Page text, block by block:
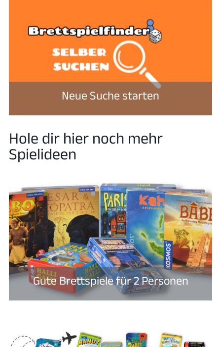
Neue Suche starten
Hole dir hier noch mehr
Spielideen
Gute Brettspiele für 2 Personen​